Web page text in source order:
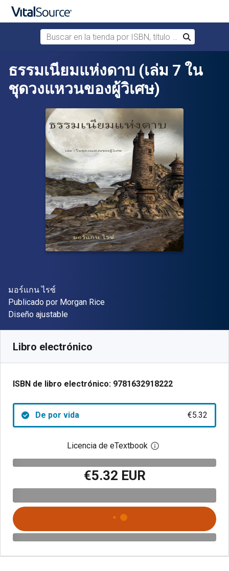
Saltar al contenido principal
Buscar en la tienda por ISBN, título o autor
Buscar
ธรรมเนียมแห่งดาบ (เล่ม 7 ใน
ชุดวงแหวนของผู้วิเศษ)
Autor(es)
มอร์แกน ไรซ์
Editorial
Publicado por Morgan Rice
Formato
Diseño ajustable
Libro electrónico
ISBN de libro electrónico: 9781632918222
De por vida €5.32
Licencia de eTextbook Abre el cuadro de
€5.32 EUR